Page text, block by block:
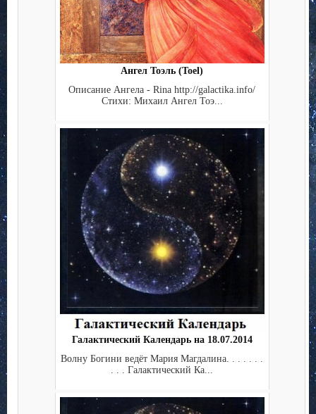
Ангел Тоэль (Toel)
Описание Ангела - Rina http://galactika.info/
Стихи: Михаил Ангел Тоэ...
Галактический Календарь на 18.07.2014
Волну Богини ведёт Мария Магдалина. . . . . . .
. . . Галактический Ка...